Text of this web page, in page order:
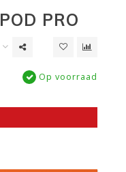
PRO
Op voorraad